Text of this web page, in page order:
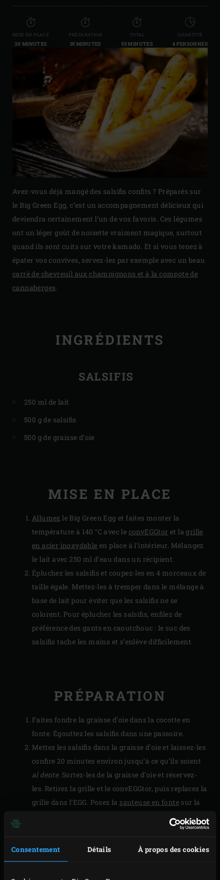
Consentement Détails À propos des cookies
MISE EN PLACE
20 MINUTES
PRÉPARATION
35 MINUTES
TOTAL
55 MINUTES
QUANTITÉ
4 PERSONNES
Avez-vous déjà mangé des salsifis confits ? Préparés sur
le Big Green Egg, c’est un accompagnement délicieux qui
deviendra certainement l’un de vos favoris. Ces légumes
ont un léger goût de noisette vraiment magique, surtout
quand ils sont cuits sur votre kamado. Et si vous tenez à
épater vos convives, servez-les par exemple avec un beau
carré de chevreuil aux champignons et à la compote de
cannaberges
INGRÉDIENTS
SALSIFIS
250 ml de lait
500 g de salsifis
500 g de graisse d’oie
MISE EN PLACE
Allumez le Big Green Egg et faites monter la
température à 140 °C avec le convEGGtor et lagrille
en acier inoxydable en place à l’intérieur. Mélangez
le lait avec 250 ml d’eau dans un récipient.
Épluchez les salsifis et coupez-les en 4 morceaux de
taille égale. Mettez-les à tremper dans le mélange à
base de lait pour éviter que les salsifis ne se
colorent. Pour éplucher les salsifis, enfilez de
préférence des gants en caoutchouc : le suc des
salsifis tache les mains et s’enlève difficilement.
PRÉPARATION
Faites fondre la graisse d’oie dans la cocotte en
fonte. Égouttez les salsifis dans une passoire.
Mettez les salsifis dans la graisse d’oie et laissez-les
confire 20 minutes environ jusqu’à ce qu’ils soient
al dente. Sortez-les de la graisse d’oie et réservez-
les. Retirez la grille et le convEGGtor, puis replacez la
grille dans l’EGG. Posez la sauteuse en fonte sur la
grille et faites monter la température à 180 °C.
sauteuse et faites-les rissoler quelques minutes